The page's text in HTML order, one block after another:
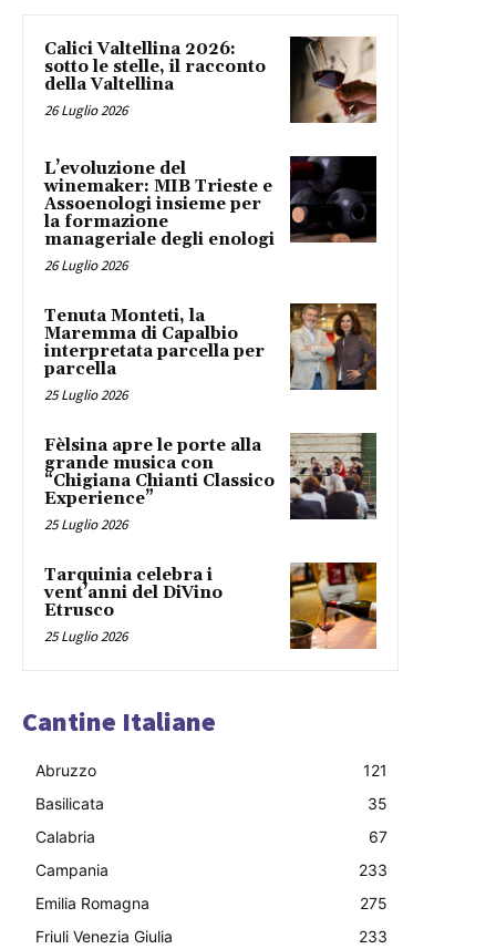
Calici Valtellina 2026:
sotto le stelle, il racconto
della Valtellina
26 Luglio 2026
L’evoluzione del
winemaker: MIB Trieste e
Assoenologi insieme per
la formazione
manageriale degli enologi
26 Luglio 2026
Tenuta Monteti, la
Maremma di Capalbio
interpretata parcella per
parcella
25 Luglio 2026
Fèlsina apre le porte alla
grande musica con
“Chigiana Chianti Classico
Experience”
25 Luglio 2026
Tarquinia celebra i
vent’anni del DiVino
Etrusco
25 Luglio 2026
Cantine Italiane
Abruzzo
121
Basilicata
35
Calabria
67
Campania
233
Emilia Romagna
275
Friuli Venezia Giulia
233